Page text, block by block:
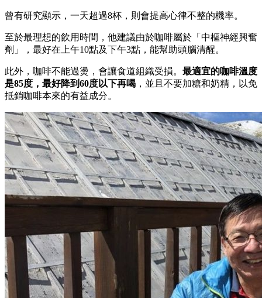
曾有研究顯示，一天超過8杯，則會提高心律不整的機率。
至於最理想的飲用時間，他建議由於咖啡屬於「中樞神經興奮
劑」，最好在上午10點及下午3點，能幫助頭腦清醒。
此外，咖啡不能過燙，會讓食道組織受損。 最適宜的咖啡溫度
是85度，最好降到60度以下再喝 ，並且不要加糖和奶精，以免
抵銷咖啡本來的有益成分。